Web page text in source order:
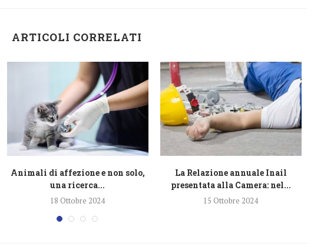
ARTICOLI CORRELATI
Animali di affezione e non solo,
una ricerca...
18 Ottobre 2024
La Relazione annuale Inail
presentata alla Camera: nel...
15 Ottobre 2024